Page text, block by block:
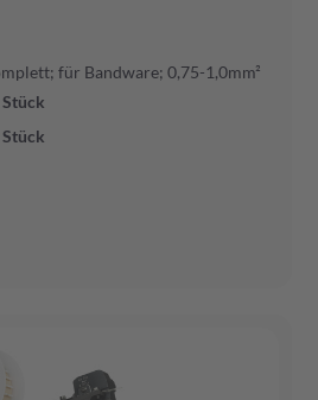
für Bandware; 0,75-1,0mm²
Stück
Stück